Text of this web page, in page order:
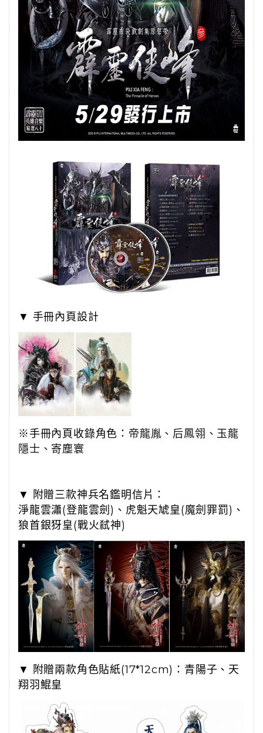
▼ 手冊內頁設計
※手冊內頁收錄角色： 帝龍胤、后鳳翎 、 玉龍
隱士 、 寄塵寰
▼
附贈三款神兵名鑑明信片：
淨龍雲瀟(登龍雲劍)、虎魁天虓皇(魔劍罪罰)、
狼首銀犽皇(戰火弒神)
▼ 附贈兩款角色貼紙(17*12cm)：青陽子、天
翔羽鯤皇